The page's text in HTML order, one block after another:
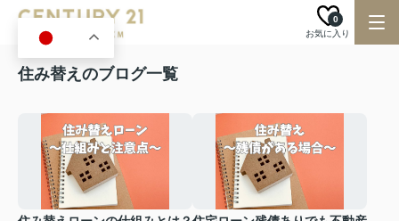
お気に入り
0
住み替えのブログ一覧